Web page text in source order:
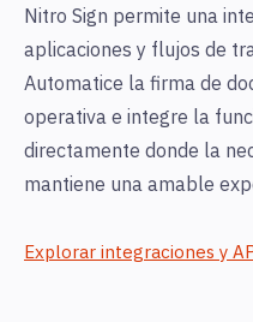
Nitro Sign permite una
aplicaciones y flujos de
Automatice la firma de
operativa e integre la
directamente donde la
mantiene una amable
Explorar integraciones y